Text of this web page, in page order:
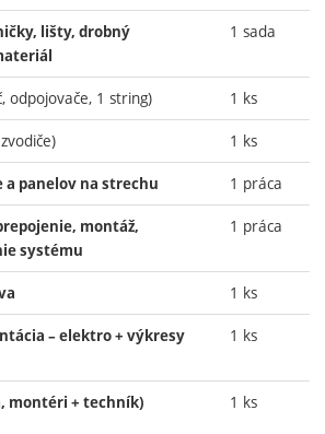
lišty, drobný
1 sada
odpojovače, 1 string) 1 ks
1 ks
panelov na strechu 1 práca
montáž,
systému
1 práca
1 ks
– elektro + výkresy
1 ks
montéri + techník) 1 ks